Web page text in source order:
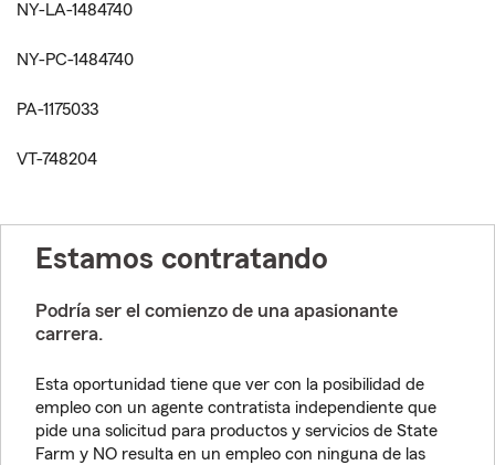
NY-LA-1484740
NY-PC-1484740
PA-1175033
VT-748204
Estamos contratando
Podría ser el comienzo de una apasionante
carrera.
Esta oportunidad tiene que ver con la posibilidad de
empleo con un agente contratista independiente que
pide una solicitud para productos y servicios de State
Farm y NO resulta en un empleo con ninguna de las